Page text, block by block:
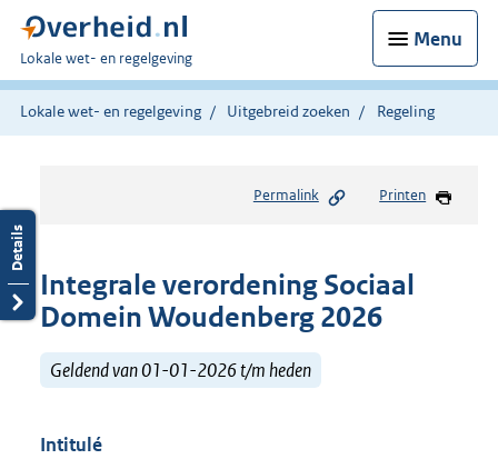
Menu
U
bent
hier:
Lokale wet- en regelgeving
Lokale wet- en regelgeving Uitgebreid zoeken Regeling
Permalink Printen
Integrale verordening Sociaal
Domein Woudenberg 2026
Geldend van 01-01-2026 t/m heden
Intitulé